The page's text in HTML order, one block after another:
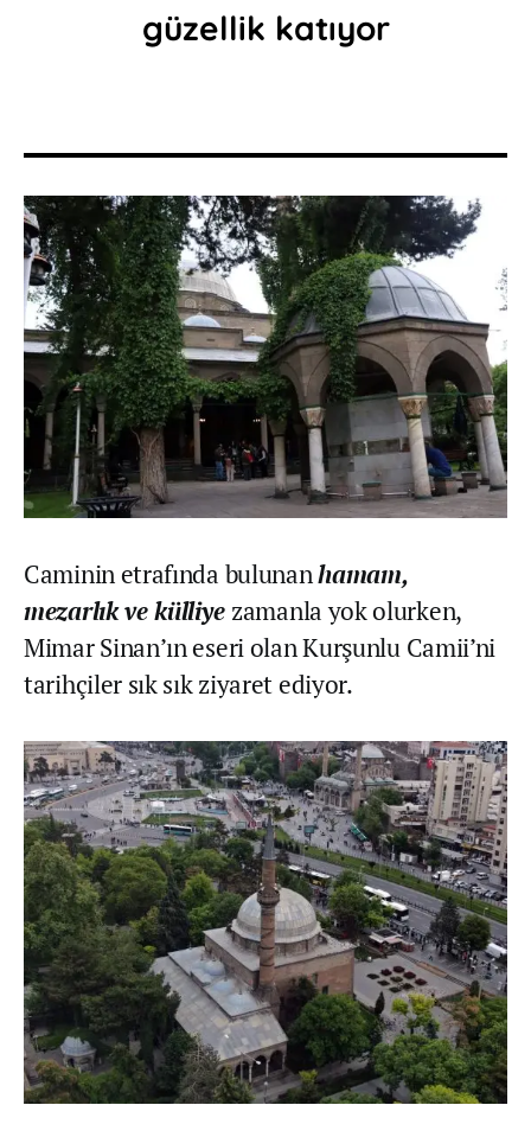
güzellik katıyor
Caminin etrafında bulunanhamam,
mezarlık ve külliye zamanla yok olurken,
Mimar Sinan’ın eseri olan Kurşunlu Camii’ni
tarihçiler sık sık ziyaret ediyor.